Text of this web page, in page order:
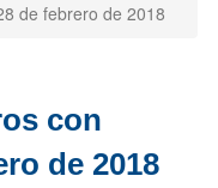
de febrero de 2018
con
de 2018